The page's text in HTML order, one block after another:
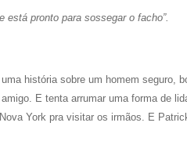
está pronto para sossegar o facho”.
história sobre um homem seguro,
amigo. E tenta arrumar uma forma de
York pra visitar os irmãos. E